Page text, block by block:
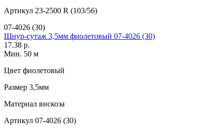
Артикул 23-2500 R (103/56)
07-4026 (30)
Шнур-сутаж 3,5мм фиолетовый 07-4026 (30)
17.38 р.
Мин. 50 м
Цвет фиолетовый
Размер 3,5мм
Материал вискоза
Артикул 07-4026 (30)